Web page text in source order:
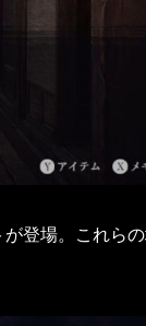
登場。​これら